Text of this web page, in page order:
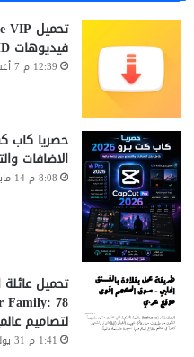
فيديوهات HD من يوتيوب 2026
12:39 م 7 أغسطس، 2026
الاضافات
8:08 م 14 مايو، 2026
لتصاميم
1:41 م 31 يوليو، 2026